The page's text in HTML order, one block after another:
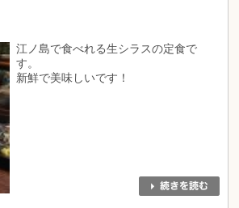
江ノ島で食べれる生シラスの定食で
す。
新鮮で美味しいです！